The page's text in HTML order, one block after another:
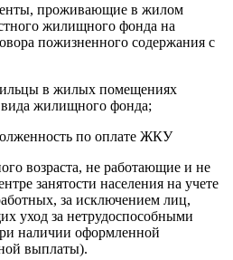
проживающие в жилом
жилищного фонда на
пожизненного содержания с
в жилых помещениях
вида жилищного фонда;
по оплате ЖКУ
возраста, не работающие и не
занятости населения на учете
за исключением лиц,
уход за нетрудоспособными
наличии оформленной
выплаты).